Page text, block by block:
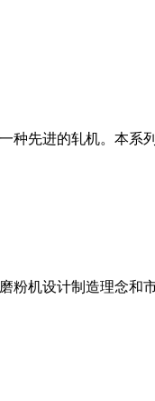
种先进的轧机。本系
粉机设计制造理念和